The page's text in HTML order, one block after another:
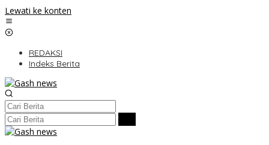
Lewati ke konten
REDAKSI
Indeks Berita